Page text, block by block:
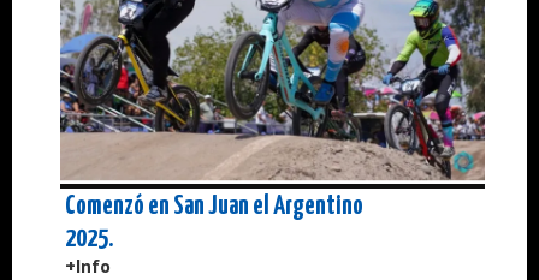
Comenzó en San Juan el Argentino
2025.
+Info